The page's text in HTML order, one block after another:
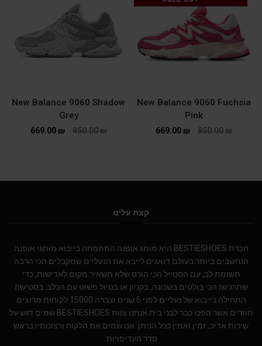
New Balance 9060 Fuchsia
Pink
850.00₪
669.00 ₪
New Balance 9060 Shadow
Grey
850.00₪
669.00 ₪
קצת עלינו
חברת BESTIESHOES היא מותג אופנה המתמחה בייבוא מותגי אופנה
הנחשבים ביותר בעולם.דואגים לייבא את הנעליים שמקבלים הכי הרבה
תשומת לב, עם הסטייל הכי הורס שלא תשאיר מקום לאדישות, כדי
שתרגישו הכי בולטים בשכונה, בקניון או בטיול פשוט עם הכלב. בסטישוז
התחילה בייבוא של נעליים לפני 6 שנים וצברה 15000 לקוחות מרוצים
חוזרים אשר הפכו כבר לבני בית.אנחנו צוות BESTIESHOES שמים דגש על
שירות אדיב, זמין ואמין ככל הניתן. אנו שמים את הלקוח ורצונותיו בראש
סדר העדיפויות.